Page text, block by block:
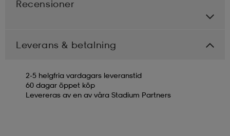
Recensioner
Leverans & betalning
2-5 helgfria vardagars leveranstid
60 dagar öppet köp
Levereras av en av våra Stadium Partners